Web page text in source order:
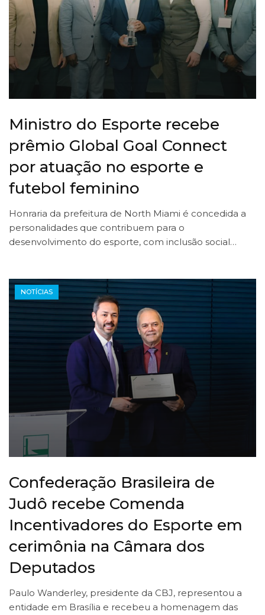
Ministro do Esporte recebe
prêmio Global Goal Connect
por atuação no esporte e
futebol feminino
Honraria da prefeitura de North Miami é concedida a
personalidades que contribuem para o
desenvolvimento do esporte, com inclusão social…
NOTÍCIAS
Confederação Brasileira de
Judô recebe Comenda
Incentivadores do Esporte em
cerimônia na Câmara dos
Deputados
Paulo Wanderley, presidente da CBJ, representou a
entidade em Brasília e recebeu a homenagem das